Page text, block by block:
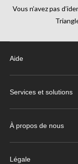
Vous n’avez pas
Aide
Services et solutions
À propos de nous
Légale